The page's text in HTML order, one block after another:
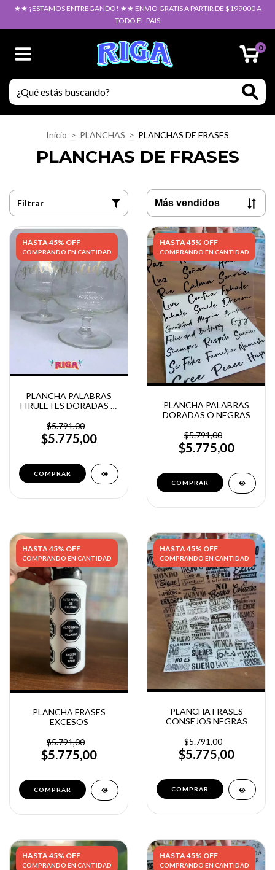
★★ ¡ESTAMOS ENTREGANDO! ★★ ENVIO GRATIS A PARTIR DE $199000 A
TODO EL PAIS
0
Inicio > PLANCHAS > PLANCHAS DE FRASES
PLANCHAS DE FRASES
Filtrar
HASTA 45% OFF
COMPRANDO EN CANTIDAD
PLANCHA PALABRAS
FIRULETES DORADAS O
$5.791,00
$5.775,00
COMPRAR
HASTA 45% OFF
COMPRANDO EN CANTIDAD
PLANCHA PALABRAS
DORADAS O NEGRAS
$5.791,00
$5.775,00
COMPRAR
HASTA 45% OFF
COMPRANDO EN CANTIDAD
PLANCHA FRASES
EXCESOS
$5.791,00
$5.775,00
HASTA 45% OFF
COMPRANDO EN CANTIDAD
PLANCHA FRASES
CONSEJOS NEGRAS
$5.791,00
$5.775,00
HASTA 45% OFF
COMPRANDO EN CANTIDAD
HASTA 45% OFF
COMPRANDO EN CANTIDAD